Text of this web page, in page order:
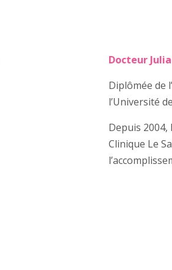
Docteur
Diplômée de
l’Université
Depuis
Clinique Le